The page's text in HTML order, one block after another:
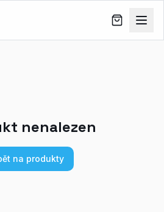
nenalezen
na produkty